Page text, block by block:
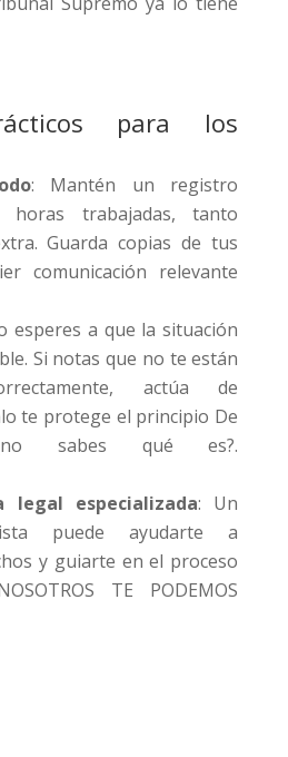
para los
: Mantén un registro
trabajadas, tanto
Guarda copias de tus
comunicación relevante
esperes a que la situación
Si notas que no te están
actúa de
te protege el principio De
¿no sabes qué es?.
legal especializada: Un
puede ayudarte a
y guiarte en el proceso
TE PODEMOS